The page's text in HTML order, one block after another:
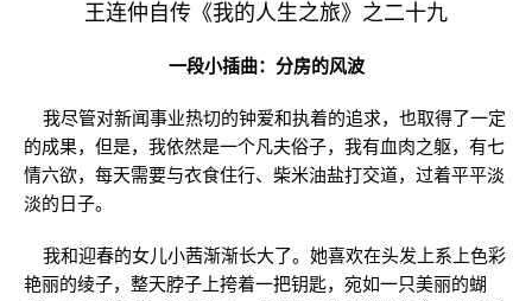
王连仲自传《我的人生之旅》之二十九
一段小插曲：分房的风波
我尽管对新闻事业热切的钟爱和执着的追求，也取得了一定
的成果，但是，我依然是一个凡夫俗子，我有血肉之躯，有七
情六欲，每天需要与衣食住行、柴米油盐打交道，过着平平淡
淡的日子。
我和迎春的女儿小茜渐渐长大了。她喜欢在头发上系上色彩
艳丽的绫子，整天脖子上挎着一把钥匙，宛如一只美丽的蝴